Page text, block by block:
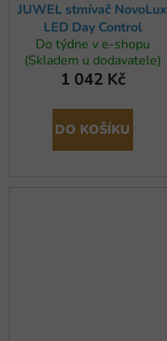
JUWEL stmívač NovoLux
LED Day Control
Do týdne v e-shopu
(Skladem u dodavatele)
1 042 Kč
DO KOŠÍKU